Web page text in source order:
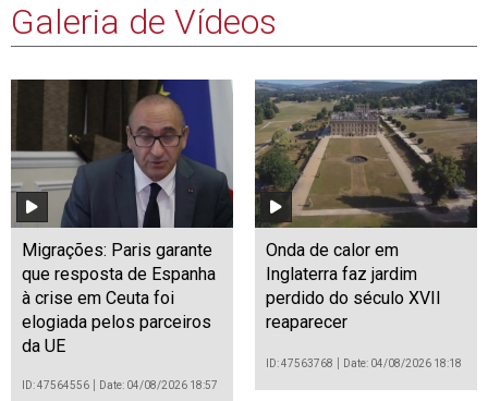
Galeria de Vídeos
Migrações: Paris garante
que resposta de Espanha
à crise em Ceuta foi
elogiada pelos parceiros
da UE
ID: 47564556 Date: 04/08/2026 18:57
Onda de calor em
Inglaterra faz jardim
perdido do século XVII
reaparecer
ID: 47563768 Date: 04/08/2026 18:18